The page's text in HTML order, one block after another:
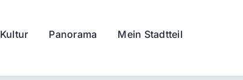
Kultur Panorama
Mein Stadtteil